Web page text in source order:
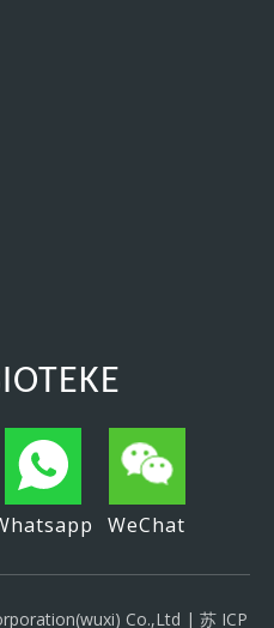
WeChat
Co.,Ltd | 苏 ICP